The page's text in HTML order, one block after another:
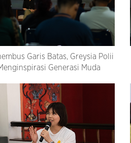
Garis Batas, Greysia Polii
Generasi Muda